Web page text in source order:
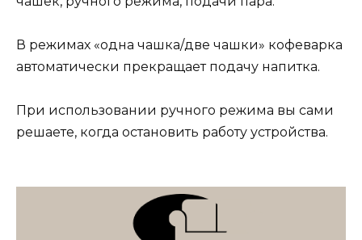
В режимах «одна чашка/две чашки» кофеварка
автоматически прекращает подачу напитка.
При использовании ручного режима вы сами
решаете, когда остановить работу устройства.